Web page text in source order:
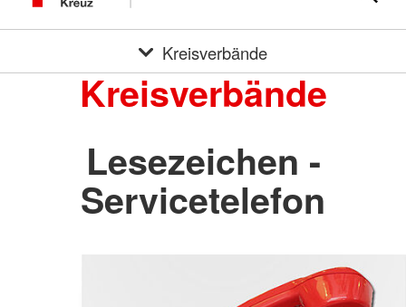
Kreisverbände
Kreisverbände
Lesezeichen -
Servicetelefon